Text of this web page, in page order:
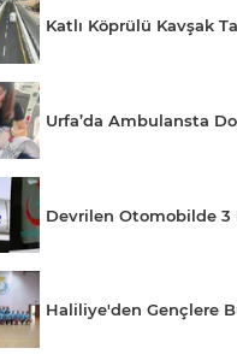
Katlı Köprülü Kavşak
Urfa’da Ambulansta
Devrilen Otomobilde 3
Haliliye'den Gençlere